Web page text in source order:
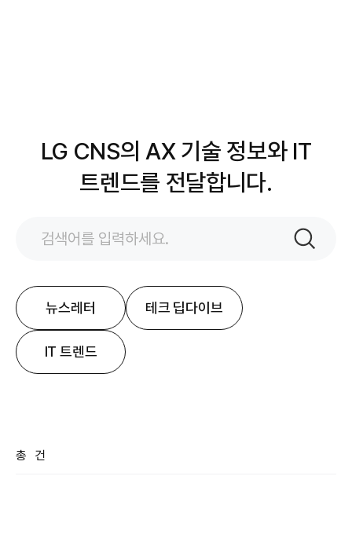
LG CNS의 AX 기술 정보와 IT
트렌드를 전달합니다.
검색
뉴스레터 테크 딥다이브
IT 트렌드
총 건